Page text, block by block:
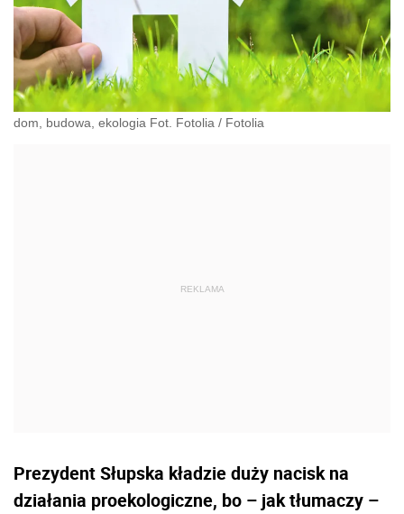
dom, budowa, ekologia Fot. Fotolia / Fotolia
Prezydent Słupska kładzie duży nacisk na
działania proekologiczne, bo – jak tłumaczy –